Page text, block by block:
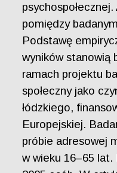
pomiędzy
Podstawę
wyników stanowią
ramach projektu
społeczny jako
łódzkiego,
Europejskiej.
próbie adresowej
w wieku 16–65